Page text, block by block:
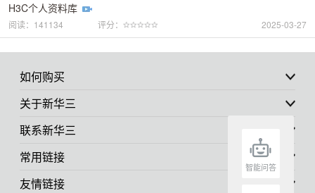
H3C个人资料库
阅读：141134 评分： 2025-03-27
如何购买
关于新华三
联系新华三
常用链接
友情链接
智能问答